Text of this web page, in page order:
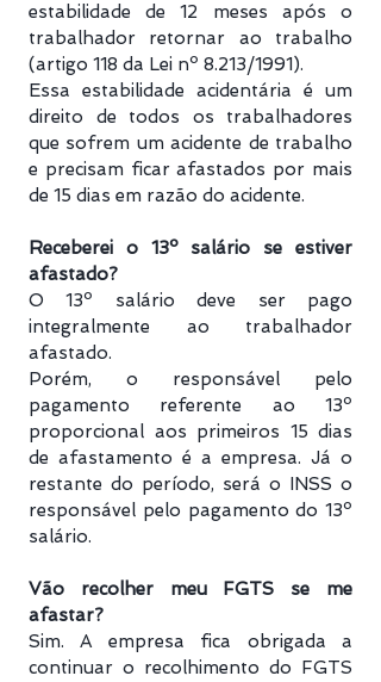
estabilidade de 12 meses após o
trabalhador retornar ao trabalho
(artigo 118 da Lei nº 8.213/1991).
Essa estabilidade acidentária é um
direito de todos os trabalhadores
que sofrem um acidente de trabalho
e precisam ficar afastados por mais
de 15 dias em razão do acidente.
Receberei o 13º salário se estiver
afastado?
O 13º salário deve ser pago
integralmente ao trabalhador
afastado.
Porém, o responsável pelo
pagamento referente ao 13º
proporcional aos primeiros 15 dias
de afastamento é a empresa. Já o
restante do período, será o INSS o
responsável pelo pagamento do 13º
salário.
Vão recolher meu FGTS se me
afastar?
Sim. A empresa fica obrigada a
continuar o recolhimento do FGTS